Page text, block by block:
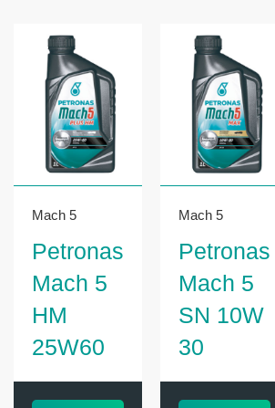
Mach 5
Petronas
Mach 5
HM
25W60
Mach 5
Petronas
Mach 5
SN 10W
30